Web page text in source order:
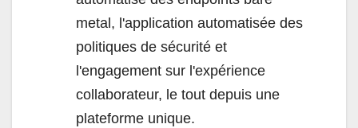
metal, l'application automatisée des
politiques de sécurité et
l'engagement sur l'expérience
collaborateur, le tout depuis une
plateforme unique.